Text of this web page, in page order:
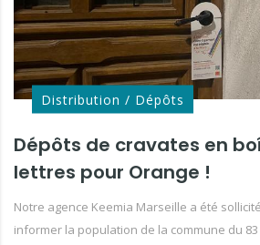
Distribution / Dépôts
Dépôts de cravates en
lettres pour Orange !
Notre agence Keemia Marseille a été
informer la population de la commune du 83